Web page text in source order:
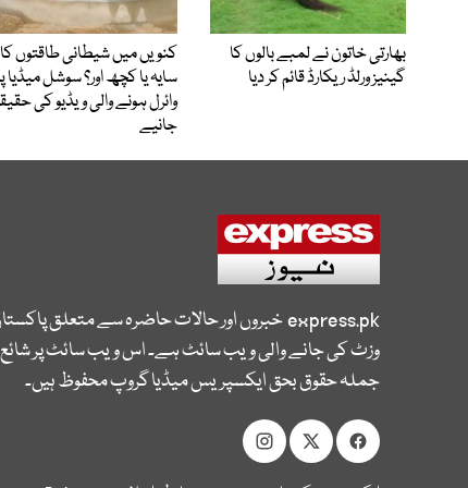
بھارتی خاتون نے لمبے بالوں کا
گینیز ورلڈ ریکارڈ قائم کر دیا
کنویں میں شیطانی طاقتوں کا
سایہ یا کچھ اور؟ سوشل میڈیا
وائرل ہونے والی ویڈیو کی
جانیے
express.pkخبروں اور حالات حاضرہ سے متعلق
وزٹ کی جانے والی ویب سائٹ ہے۔ اس ویب سائٹ پر
جملہ حقوق بحق ایکسپریس میڈیا گروپ محفوظ ہیں۔